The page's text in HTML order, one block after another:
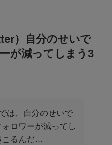
）自分のせいで
が減ってしまう3
は、自分のせいで
ロワーが減ってし
こるんだ…